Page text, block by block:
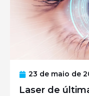
23 de maio de
Laser de